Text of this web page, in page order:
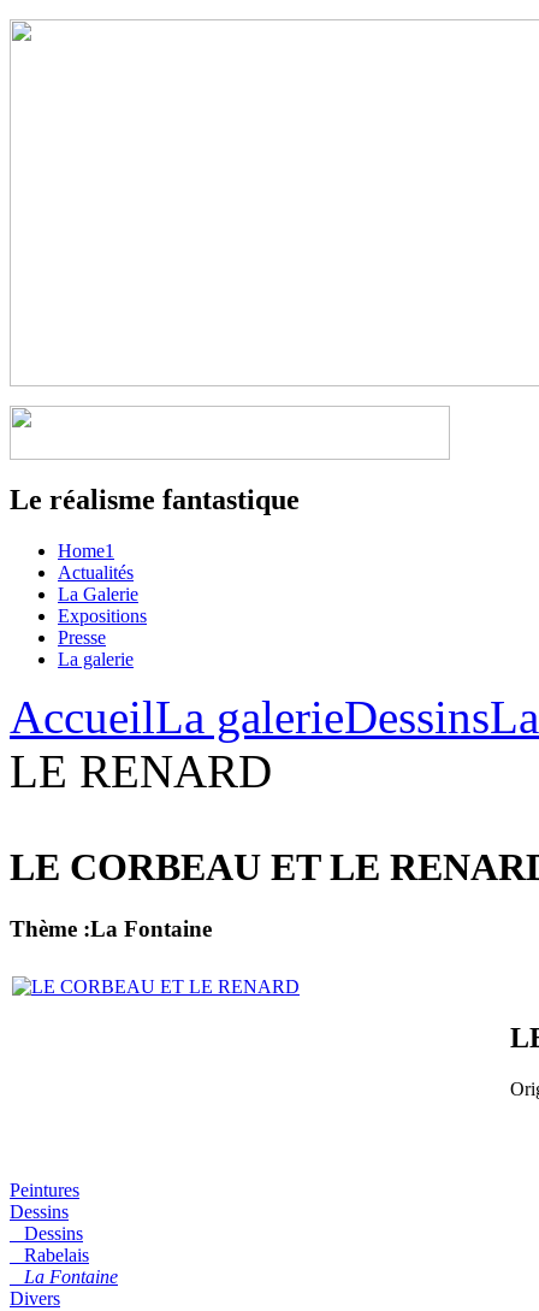
Le réalisme fantastique
Home1
Actualités
La Galerie
Expositions
Presse
La galerie
AccueilLa galerieDessins
LE RENARD
LE CORBEAU ET LE
Thème :La Fontaine
Peintures
Dessins
Dessins
Rabelais
La Fontaine
Divers